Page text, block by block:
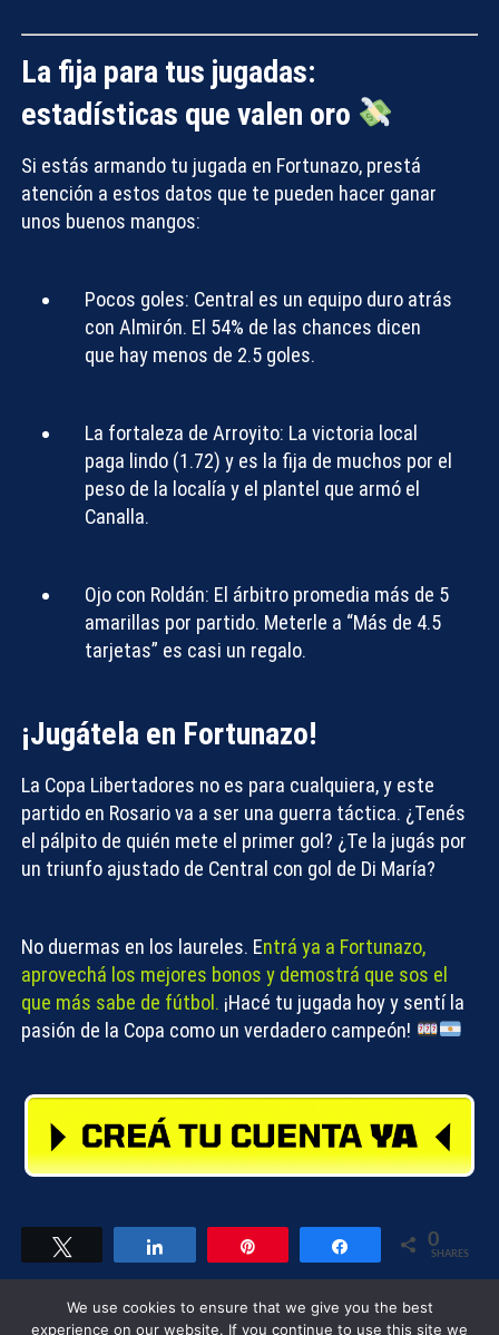
La fija para tus jugadas:
estadísticas que valen oro
Si estás armando tu jugada en Fortunazo, prestá
atención a estos datos que te pueden hacer ganar
unos buenos mangos:
Pocos goles: Central es un equipo duro atrás
con Almirón. El 54% de las chances dicen
que hay menos de 2.5 goles.
La fortaleza de Arroyito: La victoria local
paga lindo (1.72) y es la fija de muchos por el
peso de la localía y el plantel que armó el
Canalla.
Ojo con Roldán: El árbitro promedia más de 5
amarillas por partido. Meterle a “Más de 4.5
tarjetas” es casi un regalo.
¡Jugátela en Fortunazo!
La Copa Libertadores no es para cualquiera, y este
partido en Rosario va a ser una guerra táctica. ¿Tenés
el pálpito de quién mete el primer gol? ¿Te la jugás por
un triunfo ajustado de Central con gol de Di María?
No duermas en los laureles. Entrá ya a Fortunazo,
aprovechá los mejores bonos y demostrá que sos el
que más sabe de fútbol. ¡Hacé tu jugada hoy y sentí la
pasión de la Copa como un verdadero campeón!
Share 0
SHARES
Compartir
We use cookies to ensure that we give you the best
experience on our website. If you continue to use this site we